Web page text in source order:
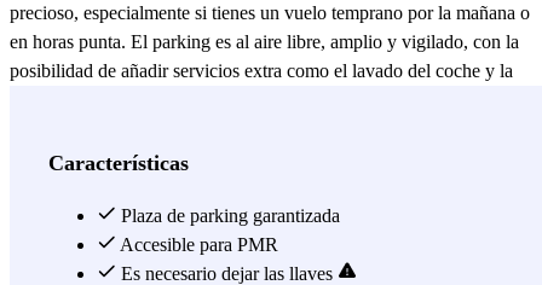
precioso, especialmente si tienes un vuelo temprano por la mañana o
en horas punta. El parking es al aire libre, amplio y vigilado, con la
posibilidad de añadir servicios extra como el lavado del coche y la
negocios como de placer. El Aeropuerto de Milán Malpensa es uno
nacionales e internacionales. Entre las rutas más populares se
encuentran vuelos a Nueva York, Londres, París, Dubái, Tokio y
Bangkok, operados por aerolíneas como ITA Airways, Emirates,
Características
Plaza de parking garantizada
Accesible para PMR
Es necesario dejar las llaves